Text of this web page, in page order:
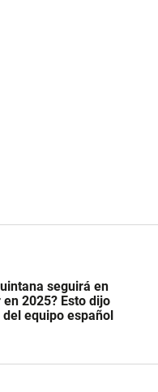
seguirá en
2025? Esto dijo
equipo español